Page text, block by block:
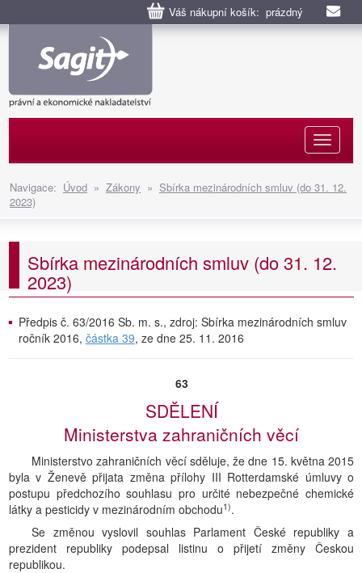
Váš nákupní košík: prázdný
Navigace: Úvod » Zákony » Sbírka mezinárodních smluv (do 31. 12.
2023)
Sbírka mezinárodních smluv (do 31. 12.
2023)
Předpis č. 63/2016 Sb. m. s., zdroj: Sbírka mezinárodních smluv
ročník 2016, částka 39, ze dne 25. 11. 2016
63
SDĚLENÍ
Ministerstva zahraničních věcí
Ministerstvo zahraničních věcí sděluje, že dne 15. května 2015
byla v Ženevě přijata změna přílohy III Rotterdamské úmluvy o
postupu předchozího souhlasu pro určité nebezpečné chemické
látky a pesticidy v mezinárodním obchodu1).
Se změnou vyslovil souhlas Parlament České republiky a
prezident republiky podepsal listinu o přijetí změny Českou
republikou.